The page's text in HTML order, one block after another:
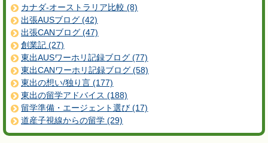
カナダ-オーストラリア比較 (8)
出張AUSブログ (42)
出張CANブログ (47)
創業記 (27)
東出AUSワーホリ記録ブログ (77)
東出CANワーホリ記録ブログ (58)
東出の想い/独り言 (177)
東出の留学アドバイス (188)
留学準備・エージェント選び (17)
道産子視線からの留学 (29)